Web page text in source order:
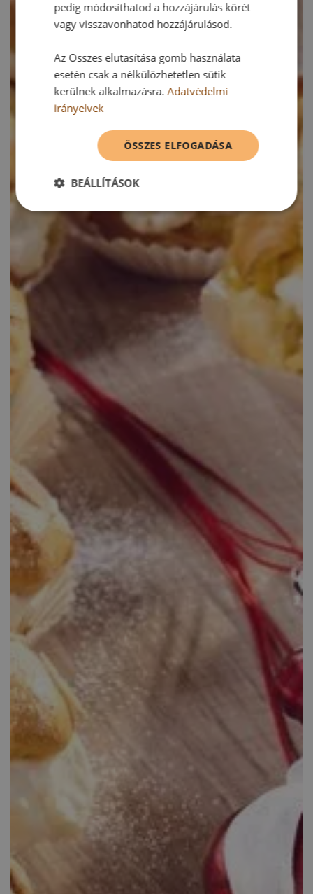
pedig módosíthatod a hozzájárulás körét
vagy visszavonhatod hozzájárulásod.
Az Összes elutasítása gomb használata
esetén csak a nélkülözhetetlen sütik
kerülnek alkalmazásra.Adatvédelmi
irányelvek
ÖSSZES ELFOGADÁSA
BEÁLLÍTÁSOK